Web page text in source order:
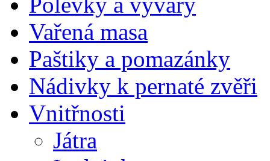
Vařená masa
Paštiky a pomazánky
Nádivky k pernaté zvěři
Vnitřnosti
Játra